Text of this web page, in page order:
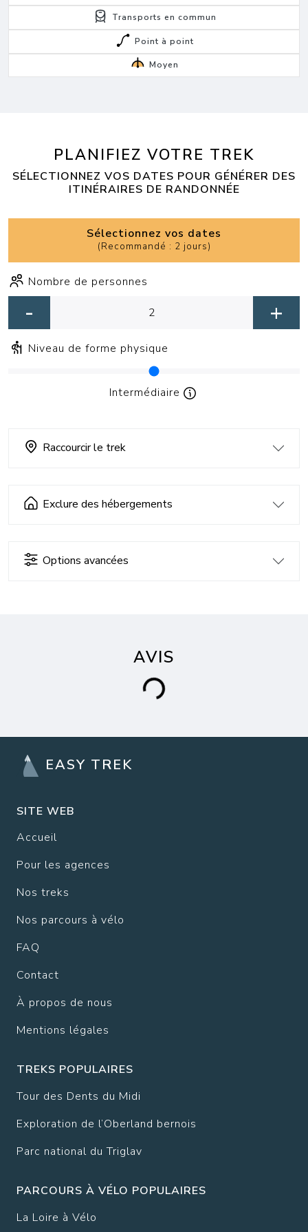
Transports en commun
Point à point
Moyen
PLANIFIEZ VOTRE TREK
SÉLECTIONNEZ VOS DATES POUR GÉNÉRER DES
ITINÉRAIRES DE RANDONNÉE
Sélectionnez vos dates
(Recommandé : 2 jours)
Nombre de personnes
- +
Niveau de forme physique
Intermédiaire
Raccourcir le trek
Exclure des hébergements
Options avancées
AVIS
EASY TREK
SITE WEB
Accueil
Pour les agences
Nos treks
Nos parcours à vélo
FAQ
Contact
À propos de nous
Mentions légales
TREKS POPULAIRES
Tour des Dents du Midi
Exploration de l’Oberland bernois
Parc national du Triglav
PARCOURS À VÉLO POPULAIRES
La Loire à Vélo